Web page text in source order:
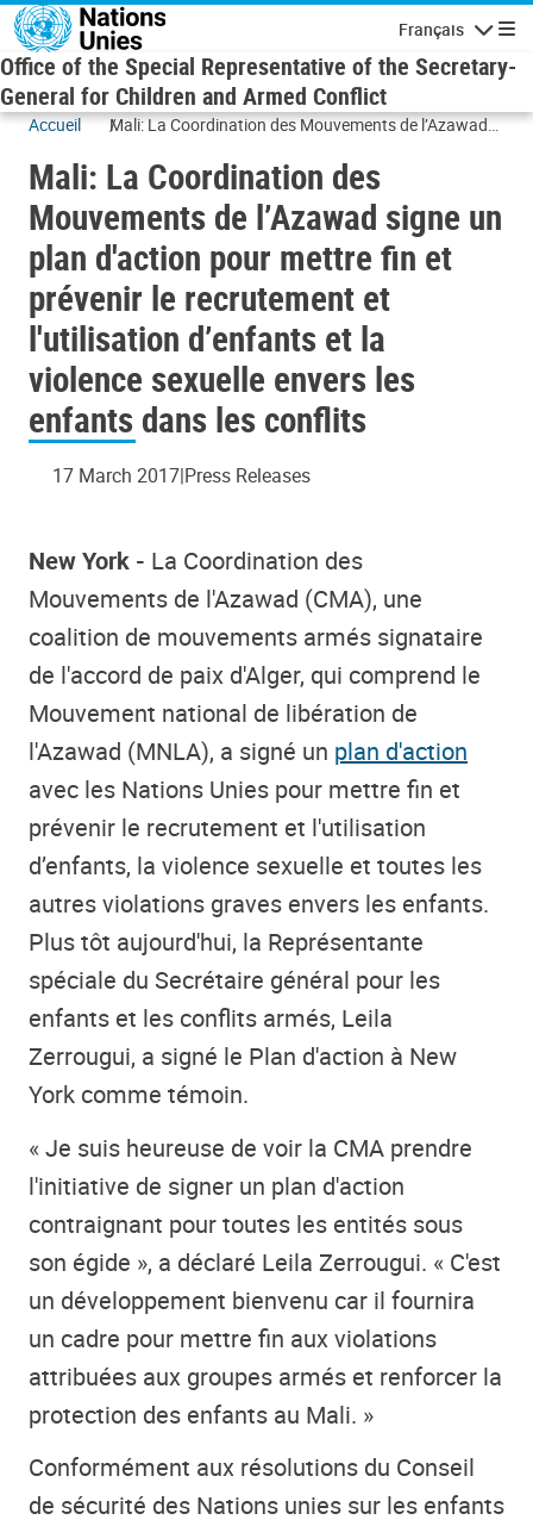
Skip to main content
Français
Office of the Special Representative of the Secretary-
General for Children and Armed Conflict
Accueil
Mali: La Coordination des Mouvements de l’Azawad
recrutement et l'utilisation d’enfants et la violence
sexuelle envers les enfants dans les conflits
Mali: La Coordination des
Mouvements de l’Azawad signe un
plan d'action pour mettre fin et
prévenir le recrutement et
l'utilisation d’enfants et la
violence sexuelle envers les
enfants dans les conflits
17 March 2017 Press Releases
New York - La Coordination des
Mouvements de l'Azawad (CMA), une
coalition de mouvements armés signataire
de l'accord de paix d'Alger, qui comprend le
Mouvement national de libération de
l'Azawad (MNLA), a signé un plan d'action
avec les Nations Unies pour mettre fin et
prévenir le recrutement et l'utilisation
d’enfants, la violence sexuelle et toutes les
autres violations graves envers les enfants.
Plus tôt aujourd'hui, la Représentante
spéciale du Secrétaire général pour les
enfants et les conflits armés, Leila
Zerrougui, a signé le Plan d'action à New
York comme témoin.
« Je suis heureuse de voir la CMA prendre
l'initiative de signer un plan d'action
contraignant pour toutes les entités sous
son égide », a déclaré Leila Zerrougui. « C'est
un développement bienvenu car il fournira
un cadre pour mettre fin aux violations
attribuées aux groupes armés et renforcer la
protection des enfants au Mali. »
Conformément aux résolutions du Conseil
de sécurité des Nations unies sur les enfants